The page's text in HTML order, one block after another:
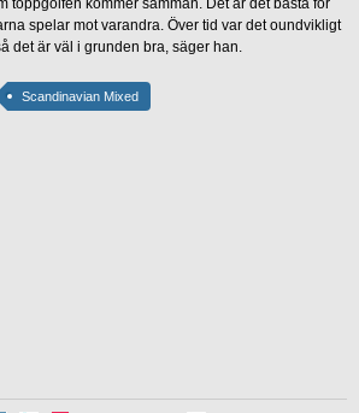
toppgolfen kommer samman. Det är det bästa för
spelar mot varandra. Över tid var det oundvikligt
det är väl i grunden bra, säger han.
Scandinavian Mixed